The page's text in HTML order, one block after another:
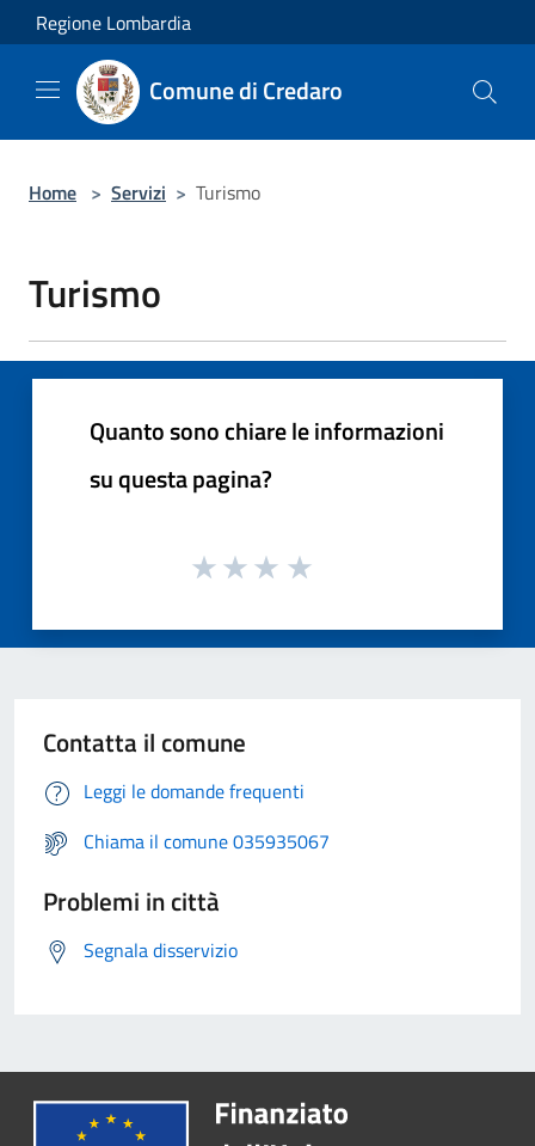
Salta al contenuto principale
Regione Lombardia
Comune di Credaro
Home > Servizi > Turismo
Turismo
Quanto sono chiare le informazioni
su questa pagina?
Contatta il comune
Leggi le domande frequenti
Chiama il comune 035935067
Problemi in città
Segnala disservizio